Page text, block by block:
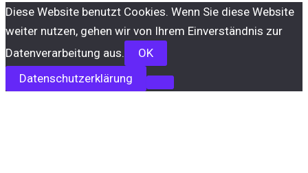
Diese Website benutzt Cookies. Wenn Sie diese Website
weiter nutzen, gehen wir von Ihrem Einverständnis zur
Datenverarbeitung aus.
OK
Datenschutzerklärung